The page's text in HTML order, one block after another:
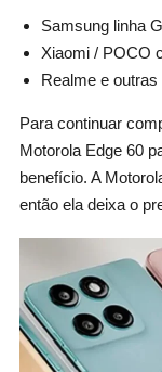
Samsung linha
Xiaomi / POCO
Realme e
Para continuar
Motorola Edge 60
benefício. A
então ela deixa o